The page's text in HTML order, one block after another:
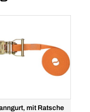
mit Ratsche